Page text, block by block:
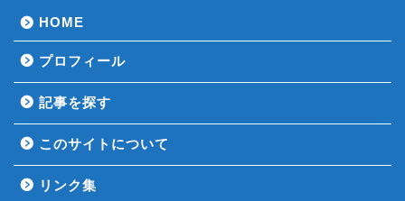
HOME
プロフィール
記事を探す
このサイトについて
リンク集